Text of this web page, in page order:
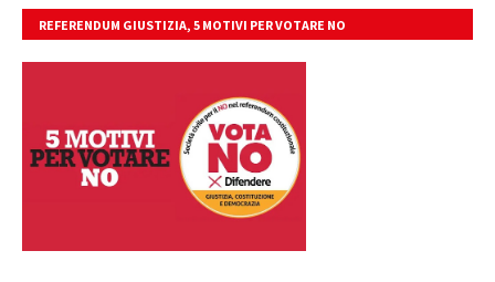
REFERENDUM GIUSTIZIA, 5 MOTIVI PER VOTARE NO